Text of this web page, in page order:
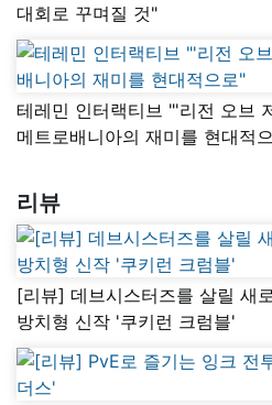
대회로 꾸며질 것"
테레민 인터랙티브 "'리전 오브
메트로배니아의 재미를 현대적
리뷰
[리뷰] 데브시스터즈를 살릴 새
방치형 신작 '쿠키런 크럼블'